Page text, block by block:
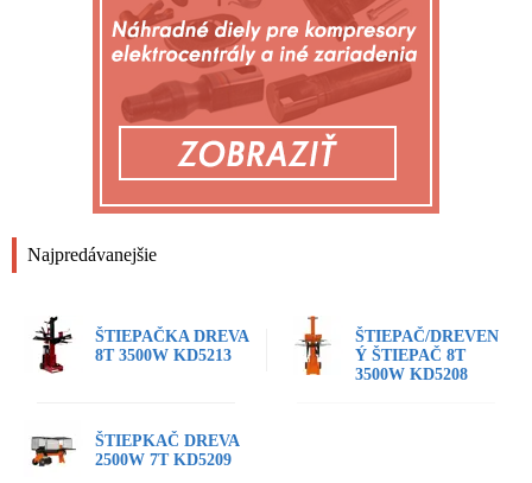
Najpredávanejšie
ŠTIEPAČKA DREVA
8T 3500W KD5213
ŠTIEPAČ/DREVEN
Ý ŠTIEPAČ 8T
3500W KD5208
ŠTIEPKAČ DREVA
2500W 7T KD5209